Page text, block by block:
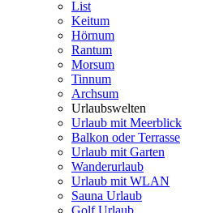
List
Keitum
Hörnum
Rantum
Morsum
Tinnum
Archsum
Urlaubswelten
Urlaub mit Meerblick
Balkon oder Terrasse
Urlaub mit Garten
Wanderurlaub
Urlaub mit WLAN
Sauna Urlaub
Golf Urlaub